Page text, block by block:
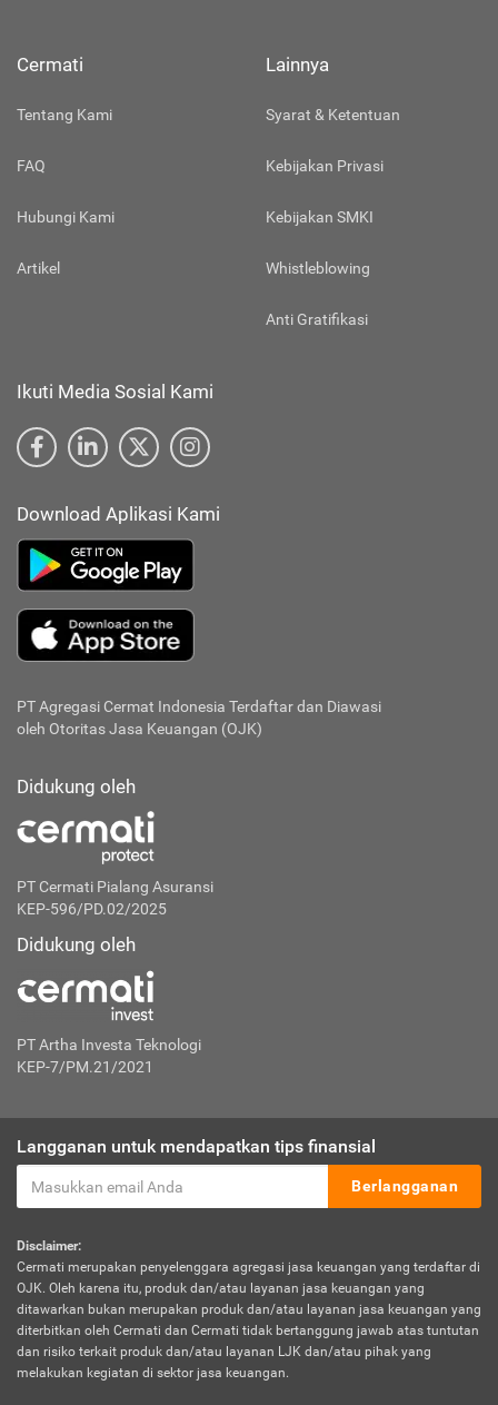
Cermati
Tentang Kami
FAQ
Hubungi Kami
Artikel
Lainnya
Syarat & Ketentuan
Kebijakan Privasi
Kebijakan SMKI
Whistleblowing
Anti Gratifikasi
Ikuti Media Sosial Kami
Download Aplikasi Kami
PT Agregasi Cermat Indonesia Terdaftar dan Diawasi
oleh Otoritas Jasa Keuangan (OJK)
Didukung oleh
PT Cermati Pialang Asuransi
KEP-596/PD.02/2025
Didukung oleh
PT Artha Investa Teknologi
KEP-7/PM.21/2021
Langganan untuk mendapatkan tips finansial
Berlangganan
Disclaimer:
Cermati merupakan penyelenggara agregasi jasa keuangan yang terdaftar di
OJK. Oleh karena itu, produk dan/atau layanan jasa keuangan yang
ditawarkan bukan merupakan produk dan/atau layanan jasa keuangan yang
diterbitkan oleh Cermati dan Cermati tidak bertanggung jawab atas tuntutan
dan risiko terkait produk dan/atau layanan LJK dan/atau pihak yang
melakukan kegiatan di sektor jasa keuangan.